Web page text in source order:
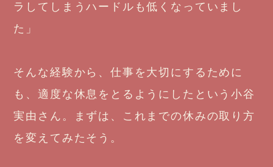
ラしてしまうハードルも低くなっていまし
た」
そんな経験から、仕事を大切にするために
も、適度な休息をとるようにしたという小谷
実由さん。まずは、これまでの休みの取り方
を変えてみたそう。